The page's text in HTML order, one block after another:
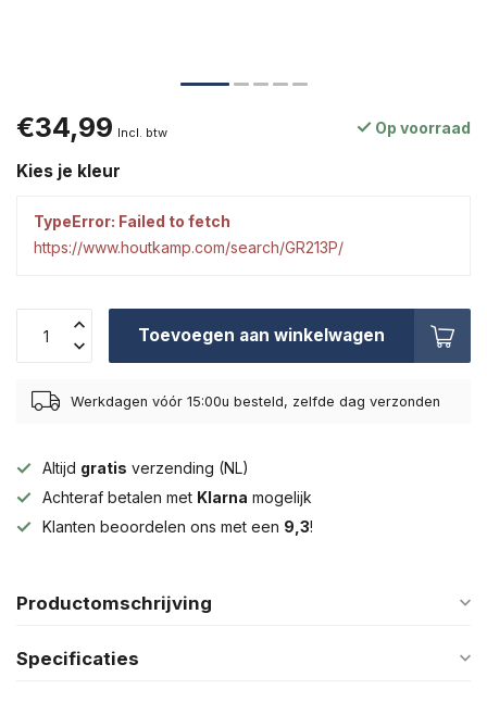
€34,99 Incl. btw Op voorraad
Kies je kleur
TypeError: Failed to fetch
https://www.houtkamp.com/search/GR213P/
Toevoegen aan winkelwagen
Werkdagen vóór 15:00u besteld, zelfde dag verzonden
Altijd gratis verzending (NL)
Achteraf betalen met Klarna mogelijk
Klanten beoordelen ons met een 9,3!
Productomschrijving
Specificaties